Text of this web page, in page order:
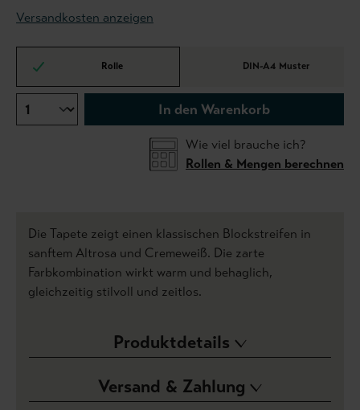
Versandkosten anzeigen
Rolle DIN-A4 Muster
In den Warenkorb
Wie viel brauche ich?
Rollen & Mengen berechnen
Die Tapete zeigt einen klassischen Blockstreifen in
sanftem Altrosa und Cremeweiß. Die zarte
Farbkombination wirkt warm und behaglich,
gleichzeitig stilvoll und zeitlos.
Produktdetails
Versand & Zahlung